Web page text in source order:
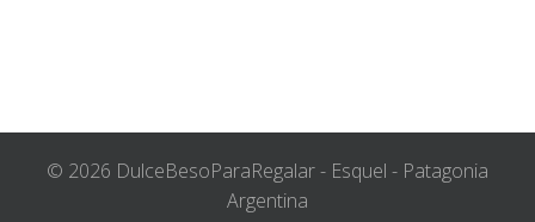
© 2026 DulceBesoParaRegalar - Esquel - Patagonia
Argentina